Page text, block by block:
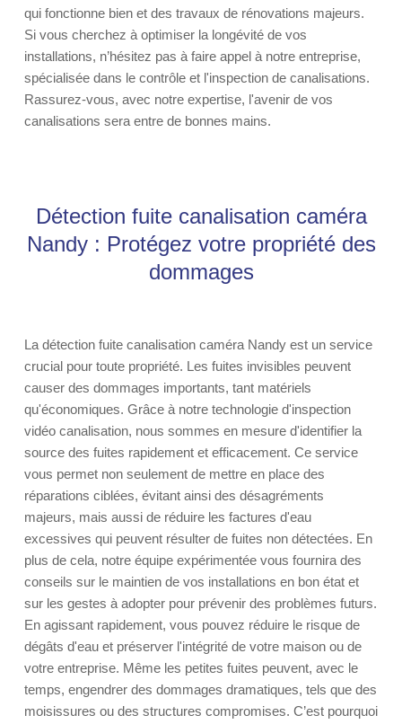
qui fonctionne bien et des travaux de rénovations majeurs.
Si vous cherchez à optimiser la longévité de vos
installations, n’hésitez pas à faire appel à notre entreprise,
spécialisée dans le contrôle et l'inspection de canalisations.
Rassurez-vous, avec notre expertise, l'avenir de vos
canalisations sera entre de bonnes mains.
Détection fuite canalisation caméra
Nandy : Protégez votre propriété des
dommages
La détection fuite canalisation caméra Nandy est un service
crucial pour toute propriété. Les fuites invisibles peuvent
causer des dommages importants, tant matériels
qu'économiques. Grâce à notre technologie d'inspection
vidéo canalisation, nous sommes en mesure d'identifier la
source des fuites rapidement et efficacement. Ce service
vous permet non seulement de mettre en place des
réparations ciblées, évitant ainsi des désagréments
majeurs, mais aussi de réduire les factures d'eau
excessives qui peuvent résulter de fuites non détectées. En
plus de cela, notre équipe expérimentée vous fournira des
conseils sur le maintien de vos installations en bon état et
sur les gestes à adopter pour prévenir des problèmes futurs.
En agissant rapidement, vous pouvez réduire le risque de
dégâts d'eau et préserver l'intégrité de votre maison ou de
votre entreprise. Même les petites fuites peuvent, avec le
temps, engendrer des dommages dramatiques, tels que des
moisissures ou des structures compromises. C’est pourquoi